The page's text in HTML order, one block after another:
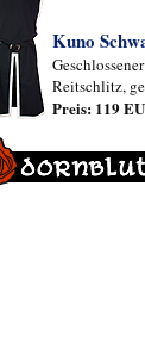
Kuno
Reitschlitz,
Preis: 119